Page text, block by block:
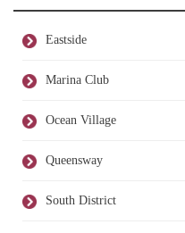
Eastside
Marina Club
Ocean Village
Queensway
South District